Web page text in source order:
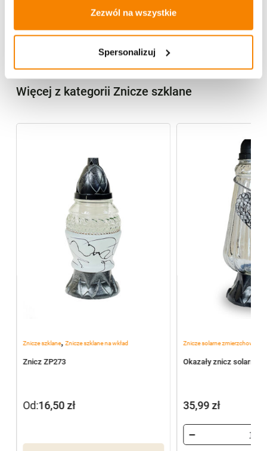
Zezwól na wszystkie
Spersonalizuj
Więcej z kategorii Znicze szklane
Znicze szklane, Znicze szklane na wkład
Znicz ZP273
Od:16,50zł
Znicze solarne zmierzchowe
Okazały znicz solarny
35,99zł